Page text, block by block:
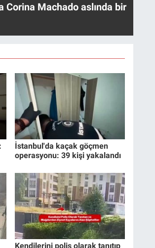
Corina Machado aslında bir
İstanbul'da kaçak göçmen
operasyonu: 39 kişi yakalandı
Kendilerini polis olarak tanıtıp